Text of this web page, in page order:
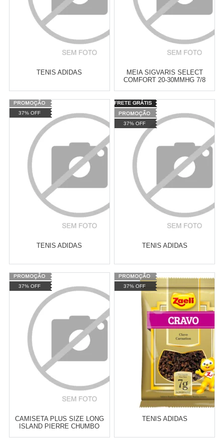
TENIS ADIDAS
Varejo:
Atacado: R$ 2.550,90 (Apenas
Revendedor)
10 x
Cat:
COMPRAR
MEIA SIGVARIS SELECT
COMFORT 20-30MMHG 7/8
Varejo:
Atacado: R$ 2.550,90 (Apenas
Revendedor)
10
Cat:
COMPRAR
37% OFF
TENIS ADIDAS
Varejo:
Atacado: R$ 2.550,90 (Apenas
Revendedor)
10 x
Cat:
COMPRAR
37% OFF
TENIS ADIDAS
Varejo: R$ 4.050,70
Atacado: R$ 2.550,90 (Apenas
Revendedor)
10 x de R$ 255,09
Cat:CAMPO
COMPRAR
37% OFF
CAMISETA PLUS SIZE LONG
ISLAND PIERRE CHUMBO
37% OFF
TENIS ADIDAS